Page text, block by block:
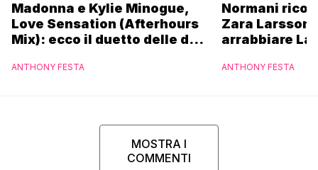
Madonna e Kylie Minogue,
Love Sensation (Afterhours
Mix): ecco il duetto delle due
ANTHONY FESTA
Normani
Zara Larsson
arrabbiare
ANTHONY FESTA
MOSTRA I
COMMENTI